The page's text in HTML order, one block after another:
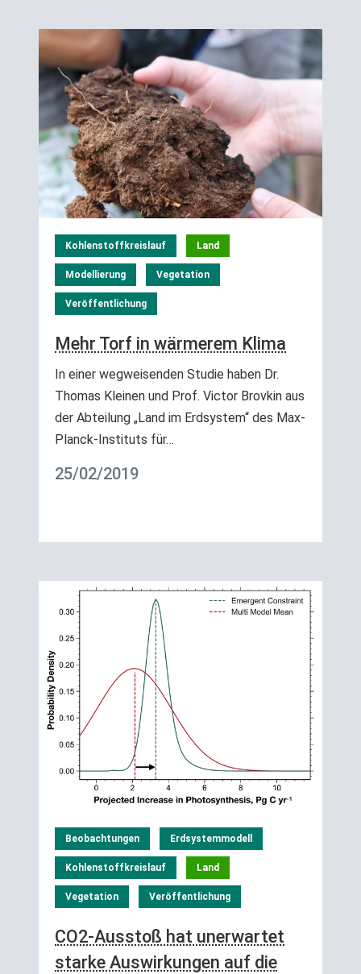
Kohlenstoffkreislauf Land
Modellierung Vegetation
Veröffentlichung
Mehr Torf in wärmerem Klima
In einer wegweisenden Studie haben Dr.
Thomas Kleinen und Prof. Victor Brovkin aus
der Abteilung „Land im Erdsystem“ des Max-
Planck-Instituts für…
25/02/2019
Beobachtungen Erdsystemmodell
Kohlenstoffkreislauf Land
Vegetation Veröffentlichung
CO2-Ausstoß hat unerwartet
starke Auswirkungen auf die